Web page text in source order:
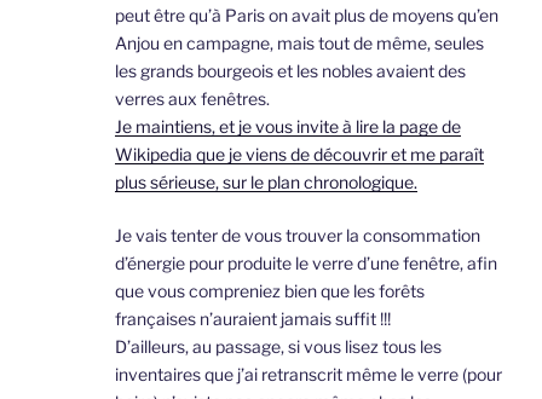
peut être qu’à Paris on avait plus de moyens qu’en
Anjou en campagne, mais tout de même, seules
les grands bourgeois et les nobles avaient des
verres aux fenêtres.
Je maintiens, et je vous invite à lire la page de
Wikipedia que je viens de découvrir et me paraît
plus sérieuse, sur le plan chronologique.
Je vais tenter de vous trouver la consommation
d’énergie pour produite le verre d’une fenêtre, afin
que vous compreniez bien que les forêts
françaises n’auraient jamais suffit !!!
D’ailleurs, au passage, si vous lisez tous les
inventaires que j’ai retranscrit même le verre (pour